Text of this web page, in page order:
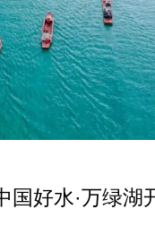
好水·万绿湖